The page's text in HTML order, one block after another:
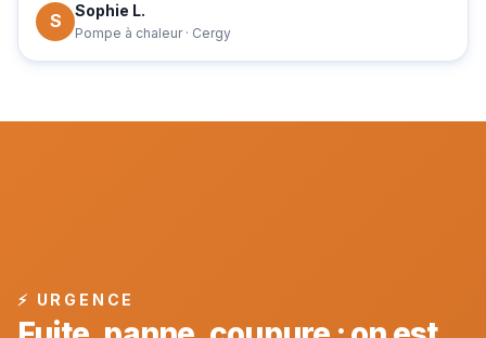
S Sophie L.
Pompe à chaleur · Cergy
⚡ URGENCE